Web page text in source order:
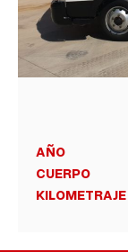
AÑO
CUERPO
KILOMETRAJE